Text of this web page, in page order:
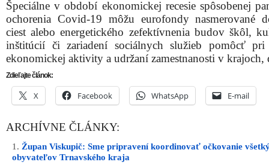
Špeciálne v období ekonomickej recesie spôsobenej
ochorenia Covid-19 môžu eurofondy nasmerované
ciest alebo energetického zefektívnenia budov škôl,
inštitúcií či zariadení sociálnych služieb pomôcť pri
ekonomickej aktivity a udržaní zamestnanosti v krajoch,
Zdieľajte článok:
X Facebook WhatsApp E-mail
ARCHÍVNE ČLÁNKY:
Župan Viskupič: Sme pripravení koordinovať očkovanie
obyvateľov Trnavského kraja